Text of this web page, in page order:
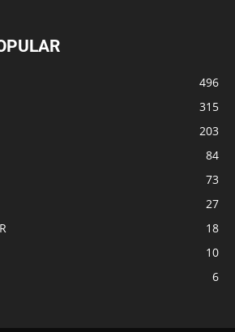
496
315
203
84
73
27
18
10
6